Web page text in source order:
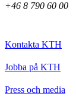
+46 8 790 60 00
Kontakta KTH
Jobba på KTH
Press och media